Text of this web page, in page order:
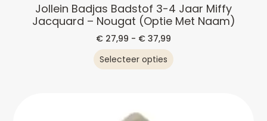
Jollein Badjas Badstof 3-4 Jaar Miffy
Jacquard – Nougat (optie Met Naam)
€ 27,99 - € 37,99
Selecteer opties